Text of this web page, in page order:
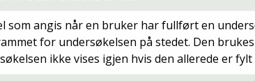
som angis når en bruker har fullført en
for undersøkelsen på stedet. Den
ikke vises igjen hvis den allerede er fylt